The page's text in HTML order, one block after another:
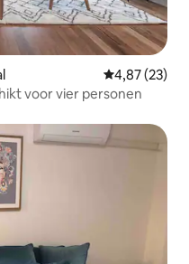
Gemiddelde
4,87 (23)
voor vier personen